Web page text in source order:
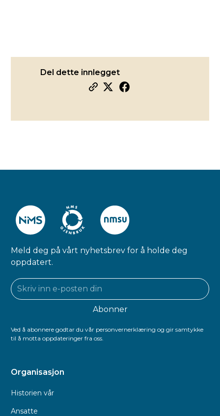
Del dette innlegget
Meld deg på vårt nyhetsbrev for å holde deg
oppdatert.
Ved å abonnere godtar du vår personvernerklæring og gir samtykke
til å motta oppdateringer fra oss.
Organisasjon
Historien vår
Ansatte